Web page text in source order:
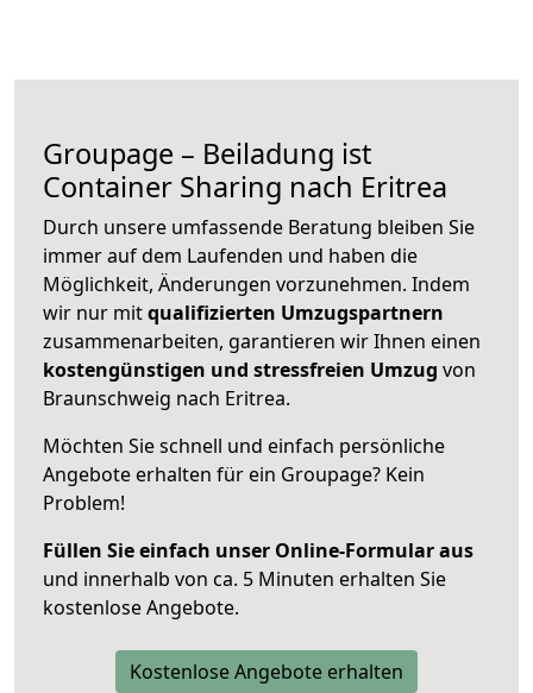
Groupage – Beiladung ist
Container Sharing nach Eritrea
Durch unsere umfassende Beratung bleiben Sie
immer auf dem Laufenden und haben die
Möglichkeit, Änderungen vorzunehmen. Indem
wir nur mitqualifizierten Umzugspartnern
zusammenarbeiten, garantieren wir Ihnen einen
kostengünstigen und stressfreien Umzug von
Braunschweig nach Eritrea.
Möchten Sie schnell und einfach persönliche
Angebote erhalten für ein Groupage? Kein
Problem!
Füllen Sie einfach unser Online-Formular aus
und innerhalb von ca. 5 Minuten erhalten Sie
kostenlose Angebote.
Kostenlose Angebote erhalten